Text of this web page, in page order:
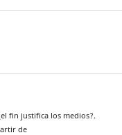
fin justifica los medios?.
de